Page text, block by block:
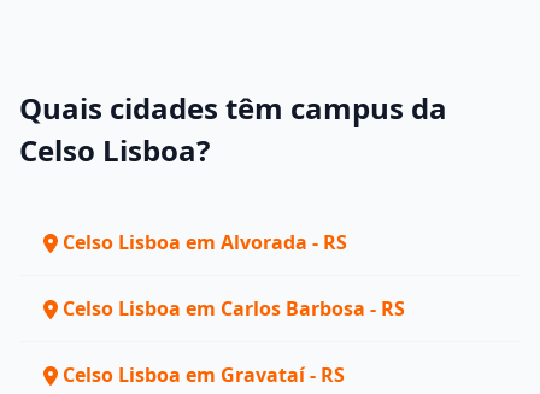
Quais cidades têm campus da
Celso Lisboa?
Celso Lisboa em Alvorada - RS
Celso Lisboa em Carlos Barbosa - RS
Celso Lisboa em Gravataí - RS